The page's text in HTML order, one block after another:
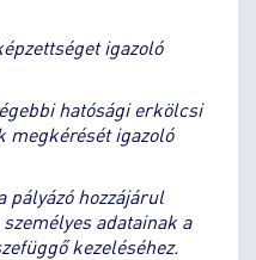
igazoló
hatósági erkölcsi
megkérését igazoló
pályázó hozzájárul
adatainak a
kezeléséhez.